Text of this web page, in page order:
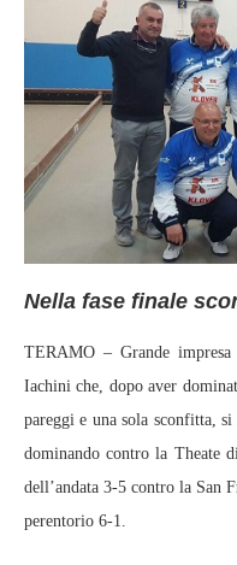
Nella fase finale
TERAMO – Grande
Iachini che, dopo aver
pareggi e una sola sconfitta,
dominando contro la Theate
dell’andata 3-5 contro la San
perentorio 6-1.